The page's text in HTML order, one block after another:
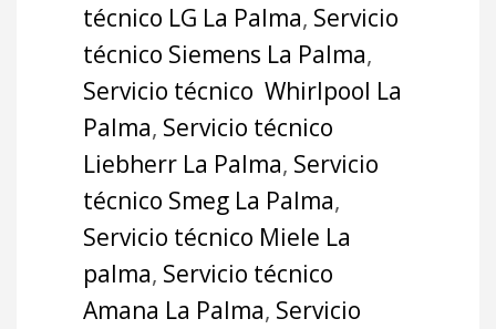
técnico LG La Palma, Servicio
técnico Siemens La Palma,
Servicio técnico Whirlpool La
Palma, Servicio técnico
Liebherr La Palma, Servicio
técnico Smeg La Palma,
Servicio técnico Miele La
palma, Servicio técnico
Amana La Palma, Servicio